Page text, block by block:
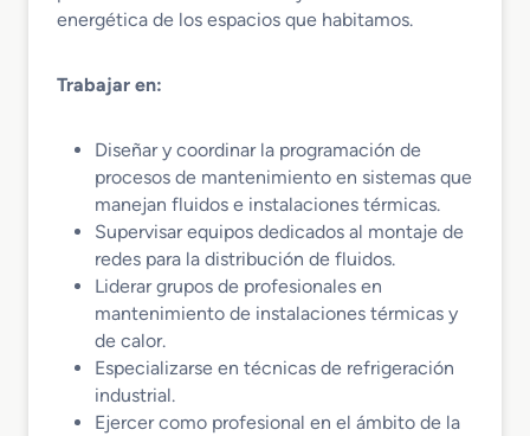
energética de los espacios que habitamos.
Trabajar en:
Diseñar y coordinar la programación de
procesos de mantenimiento en sistemas que
manejan fluidos e instalaciones térmicas.
Supervisar equipos dedicados al montaje de
redes para la distribución de fluidos.
Liderar grupos de profesionales en
mantenimiento de instalaciones térmicas y
de calor.
Especializarse en técnicas de refrigeración
industrial.
Ejercer como profesional en el ámbito de la